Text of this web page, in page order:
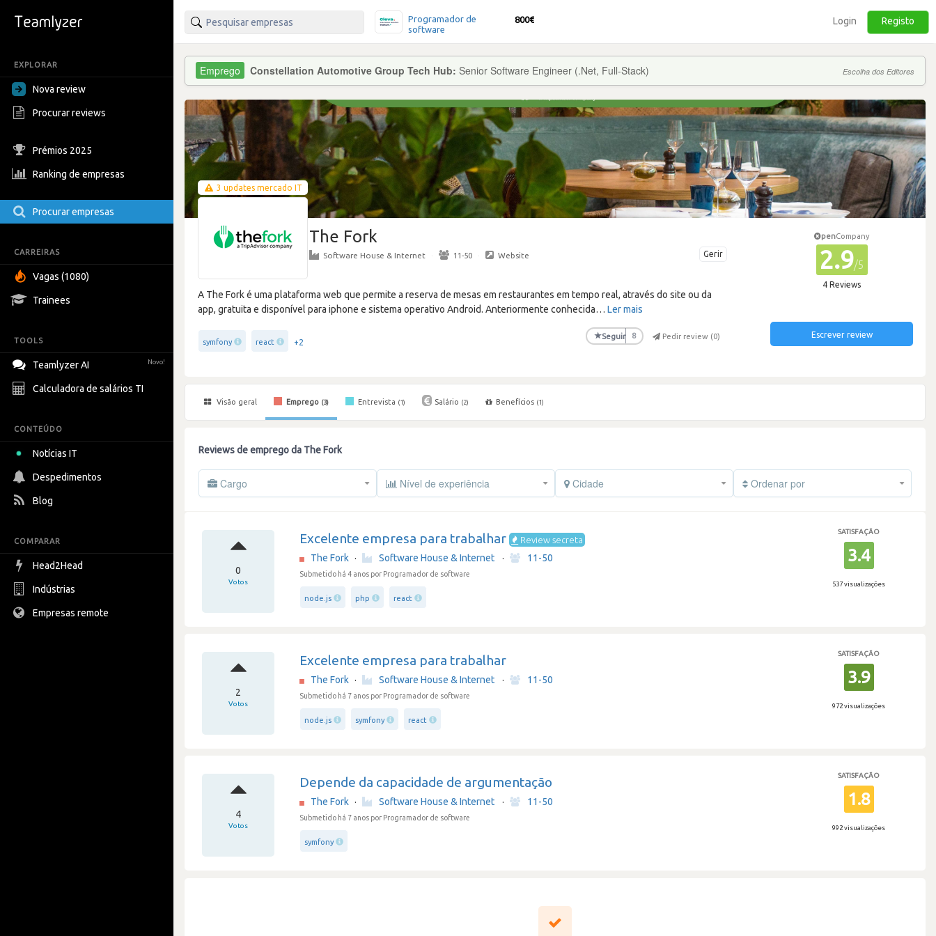
EXPLORAR
Nova review
Procurar reviews
Prémios 2025
Ranking de empresas
Procurar empresas
CARREIRAS
Vagas (1080)
Trainees
TOOLS
Teamlyzer AI Novo!
Calculadora de salários TI
CONTEÚDO
Notícias IT
Despedimentos
Blog
COMPARAR
Head2Head
Indústrias
Empresas remote
Programador de
software
800€ Login Registo
Constellation Automotive Group Tech Hub: Senior Software Engineer (.Net, Full-Stack) Escolha dos Editores
3 updates mercado IT
The Fork
Gerir
Software House & Internet · 11-50 · Website
A The Fork é uma plataforma web que permite a reserva de mesas em restaurantes em tempo real, através do site ou da
app, gratuita e disponível para iphone e sistema operativo Android. Anteriormente conhecida… Ler mais
symfony react +2
★Seguir 8 Pedir review (0)
penCompany
2.9/5
4 Reviews
Escrever review
Visão geral Emprego (3) Entrevista (1) Salário (2) Benefícios (1)
Reviews de emprego da The Fork
Cargo Nível de experiência Cidade Ordenar por
0
Votos
Excelente empresa para trabalhar Review secreta
The Fork · Software House & Internet · 11-50
Submetido há 4 anos por Programador de software
node.js php react
SATISFAÇÃO
3.4
537 visualizações
2
Votos
Excelente empresa para trabalhar
The Fork · Software House & Internet · 11-50
Submetido há 7 anos por Programador de software
node.js symfony react
SATISFAÇÃO
3.9
972 visualizações
4
Votos
Depende da capacidade de argumentação
The Fork · Software House & Internet · 11-50
Submetido há 7 anos por Programador de software
symfony
SATISFAÇÃO
1.8
992 visualizações